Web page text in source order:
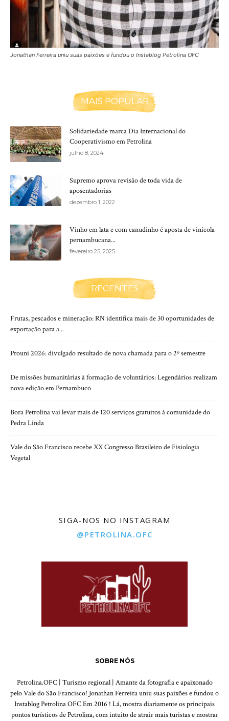
Jonathan Ferreira uniu suas paixões e fundou o Instablog Petrolina OFC
MAIS POPULAR
Solidariedade marca Dia Internacional do
Cooperativismo em Petrolina
julho 8, 2024
Supremo aprova revisão de toda vida de
aposentadorias
dezembro 1, 2022
Vinho em lata e com canudinho é aposta de vinícola
pernambucana...
fevereiro 25, 2025
RECENTES
Frutas, pescados e mineração: RN identifica mais de 30 oportunidades de
exportação para a...
Prouni 2026: divulgado resultado de nova chamada para o 2º semestre
De missões humanitárias à formação de voluntários: Legendários realizam
nova edição em Pernambuco
Bora Petrolina vai levar mais de 120 serviços gratuitos à comunidade do
Pedra Linda
Vale do São Francisco recebe XX Congresso Brasileiro de Fisiologia
Vegetal
SIGA-NOS NO INSTAGRAM
@PETROLINA.OFC
SOBRE NÓS
Petrolina.OFC | Turismo regional | Amante da fotografia e apaixonado
pelo Vale do São Francisco! Jonathan Ferreira uniu suas paixões e fundou o
Instablog Petrolina OFC Em 2016 ! Lá, mostra diariamente os principais
pontos turísticos de Petrolina, com intuito de atrair mais turistas e mostrar